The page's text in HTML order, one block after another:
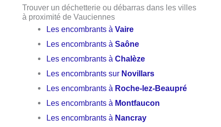
Trouver un déchetterie ou débarras dans les villes
à proximité de Vauciennes
Les encombrants àVaire
Les encombrants àSaône
Les encombrants àChalèze
Les encombrants sur Novillars
Les encombrants à Roche-lez-Beaupré
Les encombrants à Montfaucon
Les encombrants à Nancray